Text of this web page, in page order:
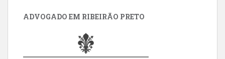
ADVOGADO EM RIBEIRÃO PRETO